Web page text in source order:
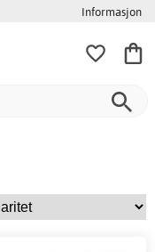
Informasjon